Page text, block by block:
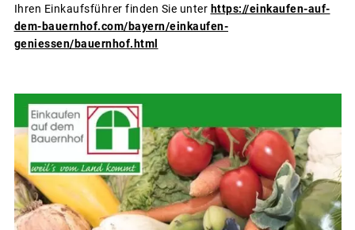
Ihren Einkaufsführer finden Sie unter https://einkaufen-auf-
dem-bauernhof.com/bayern/einkaufen-
geniessen/bauernhof.html